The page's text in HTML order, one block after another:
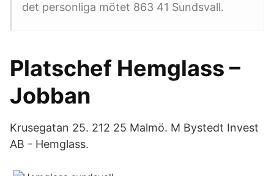
det personliga mötet 863 41 Sundsvall.
Platschef Hemglass –
Jobban
Krusegatan 25. 212 25 Malmö. M Bystedt Invest
AB - Hemglass.